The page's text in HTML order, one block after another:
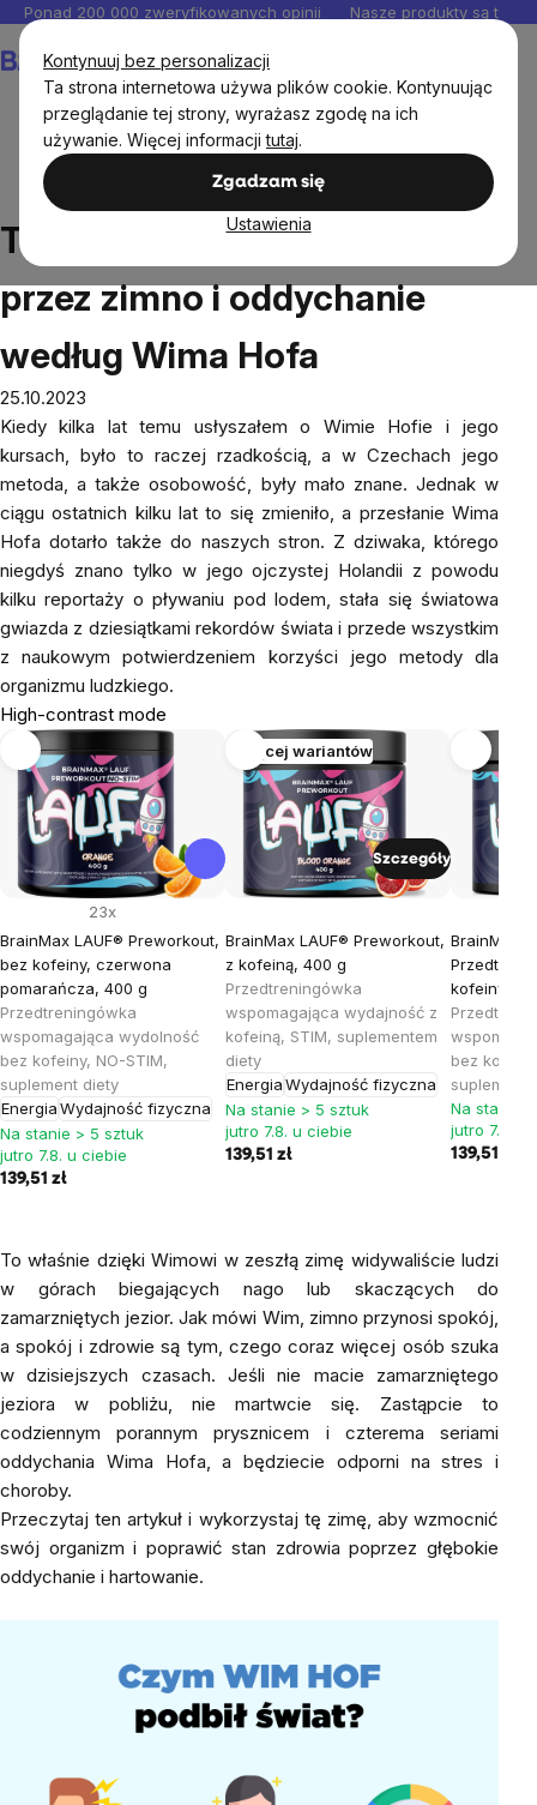
Kontynuuj bez personalizacji
Ta strona internetowa używa plików cookie. Kontynuując
przeglądanie tej strony, wyrażasz zgodę na ich
używanie. Więcej informacjitutaj.
Zgadzam się
Ustawienia
Przejść
do
treści
Ponad 200 000 zweryfikowanych opinii Nasze produkty są
Trenuj swoją odporność przez zimno i oddychanie
według Wima Hofa
Trenuj swoją odporność
przez zimno i oddychanie
według Wima Hofa
25.10.2023
Kiedy kilka lat temu usłyszałem o Wimie Hofie i jego
kursach, było to raczej rzadkością, a w Czechach jego
metoda, a także osobowość, były mało znane. Jednak w
ciągu ostatnich kilku lat to się zmieniło, a przesłanie Wima
Hofa dotarło także do naszych stron. Z dziwaka, którego
niegdyś znano tylko w jego ojczystej Holandii z powodu
kilku reportaży o pływaniu pod lodem, stała się światowa
gwiazda z dziesiątkami rekordów świata i przede wszystkim
z naukowym potwierdzeniem korzyści jego metody dla
organizmu ludzkiego.
High-contrast mode
BrainMax LAUF® Preworkout,
bez kofeiny, czerwona
pomarańcza, 400 g
Przedtreningówka
wspomagająca wydolność
bez kofeiny, NO-STIM,
suplement diety
EnergiaWydajność fizyczna
23x
Na stanie > 5 sztuk
jutro 7.8. u ciebie
139,51 zł
Więcej wariantów
BrainMax LAUF® Preworkout,
z kofeiną, 400 g
Przedtreningówka
wspomagająca wydajność z
kofeiną, STIM, suplementem
diety
EnergiaWydajność fizyczna
Na stanie > 5 sztuk
jutro 7.8. u ciebie
139,51 zł
Szczegóły
BrainMax
kofeiny,
bez
suplement
Na stanie
jutro 7.8. u
139,51 zł
To właśnie dzięki Wimowi w zeszłą zimę widywaliście ludzi
w górach biegających nago lub skaczących do
zamarzniętych jezior. Jak mówi Wim, zimno przynosi spokój,
a spokój i zdrowie są tym, czego coraz więcej osób szuka
w dzisiejszych czasach. Jeśli nie macie zamarzniętego
jeziora w pobliżu, nie martwcie się. Zastąpcie to
codziennym porannym prysznicem i czterema seriami
oddychania Wima Hofa, a będziecie odporni na stres i
choroby.
Przeczytaj ten artykuł i wykorzystaj tę zimę, aby wzmocnić
swój organizm i poprawić stan zdrowia poprzez głębokie
oddychanie i hartowanie.